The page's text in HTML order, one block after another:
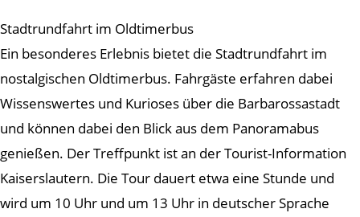
Stadtrundfahrt im Oldtimerbus
Ein besonderes Erlebnis bietet die Stadtrundfahrt im
nostalgischen Oldtimerbus. Fahrgäste erfahren dabei
Wissenswertes und Kurioses über die Barbarossastadt
und können dabei den Blick aus dem Panoramabus
genießen. Der Treffpunkt ist an der Tourist-Information
Kaiserslautern. Die Tour dauert etwa eine Stunde und
wird um 10 Uhr und um 13 Uhr in deutscher Sprache